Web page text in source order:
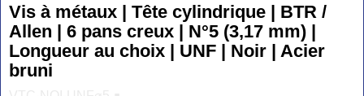
Vis à métaux | Tête cylindrique | BTR /
Allen | 6 pans creux | N°5 (3,17 mm) |
Longueur au choix | UNF | Noir | Acier
bruni